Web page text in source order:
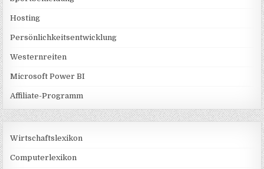
Hosting
Persönlichkeitsentwicklung
Westernreiten
Microsoft Power BI
Affiliate-Programm
Wirtschaftslexikon
Computerlexikon